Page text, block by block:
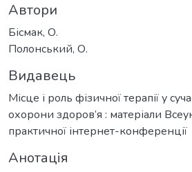
Автори
Бісмак, О.
Полонський, О.
Видавець
Місце і роль фізичної терапії у
охорони здоров’я : матеріали
практичної інтернет-конференції
Анотація